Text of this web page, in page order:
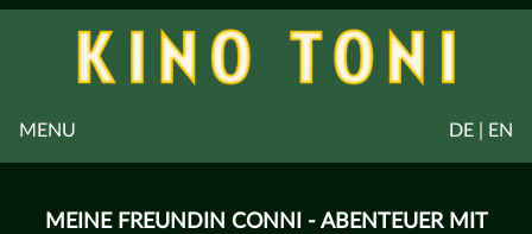
DE | EN
MENU
MEINE FREUNDIN CONNI - ABENTEUER MIT